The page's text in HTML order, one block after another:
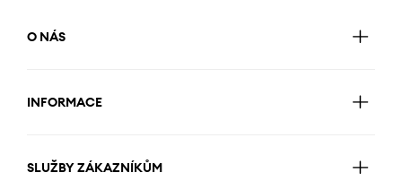
O NÁS
INFORMACE
SLUŽBY ZÁKAZNÍKŮM